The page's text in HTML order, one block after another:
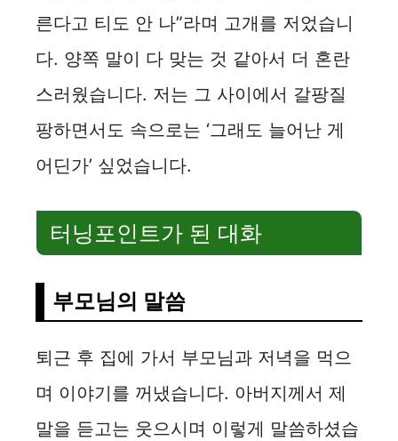
른다고 티도 안 나”라며 고개를 저었습니
다. 양쪽 말이 다 맞는 것 같아서 더 혼란
스러웠습니다. 저는 그 사이에서 갈팡질
팡하면서도 속으로는 ‘그래도 늘어난 게
어딘가’ 싶었습니다.
터닝포인트가 된 대화
부모님의 말씀
퇴근 후 집에 가서 부모님과 저녁을 먹으
며 이야기를 꺼냈습니다. 아버지께서 제
말을 듣고는 웃으시며 이렇게 말씀하셨습